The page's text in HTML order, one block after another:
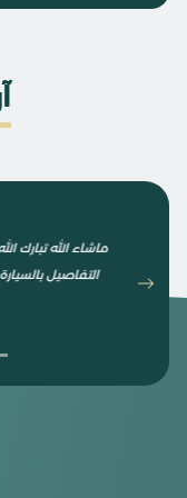
يفحصون السيارة من
ذمة